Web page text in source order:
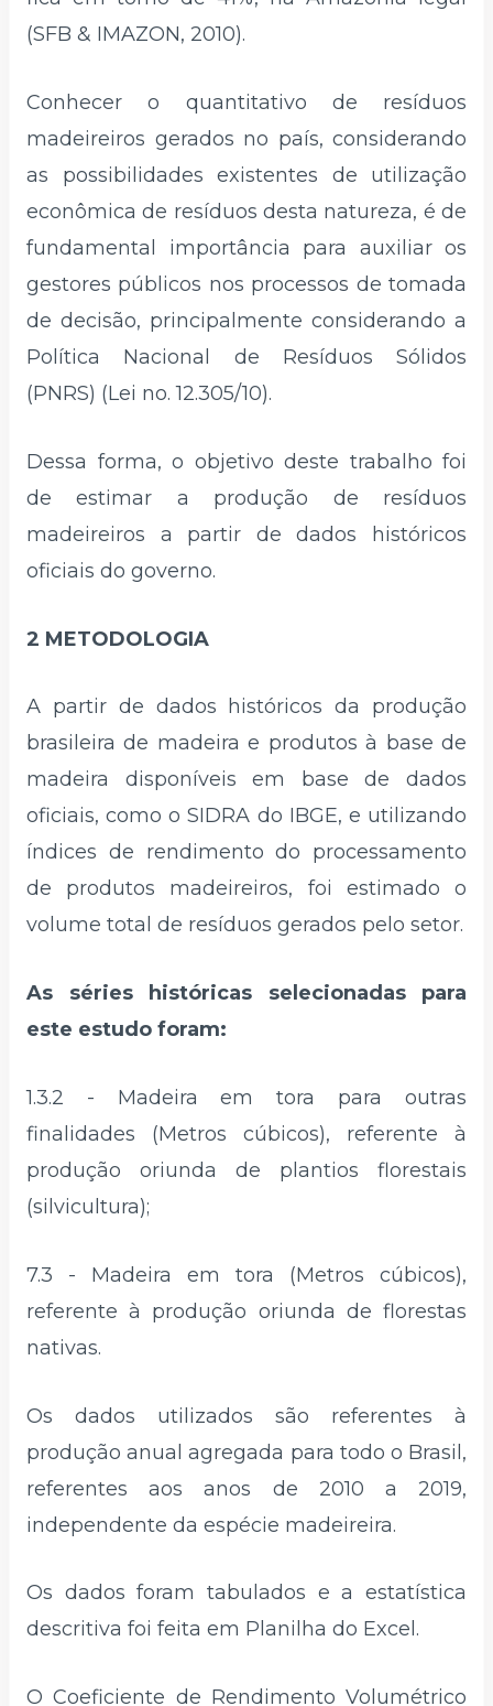
(SFB & IMAZON, 2010).
Conhecer o quantitativo de resíduos
madeireiros gerados no país, considerando
as possibilidades existentes de utilização
econômica de resíduos desta natureza, é de
fundamental importância para auxiliar os
gestores públicos nos processos de tomada
de decisão, principalmente considerando a
Política Nacional de Resíduos Sólidos
(PNRS) (Lei no. 12.305/10).
Dessa forma, o objetivo deste trabalho foi
de estimar a produção de resíduos
madeireiros a partir de dados históricos
oficiais do governo.
2 METODOLOGIA
A partir de dados históricos da produção
brasileira de madeira e produtos à base de
madeira disponíveis em base de dados
oficiais, como o SIDRA do IBGE, e utilizando
índices de rendimento do processamento
de produtos madeireiros, foi estimado o
volume total de resíduos gerados pelo setor.
As séries históricas selecionadas para
este estudo foram:
1.3.2 - Madeira em tora para outras
finalidades (Metros cúbicos), referente à
produção oriunda de plantios florestais
(silvicultura);
7.3 - Madeira em tora (Metros cúbicos),
referente à produção oriunda de florestas
nativas.
Os dados utilizados são referentes à
produção anual agregada para todo o Brasil,
referentes aos anos de 2010 a 2019,
independente da espécie madeireira.
Os dados foram tabulados e a estatística
descritiva foi feita em Planilha do Excel.
O Coeficiente de Rendimento Volumétrico